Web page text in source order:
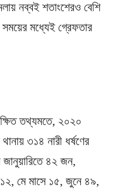
নব্বই শতাংশেরও বেশি
মধ্যেই গ্রেফতার
তথ্যমতে, ২০২০
৩১৪ নারী ধর্ষণের
জানুয়ারিতে ৪২ জন,
১২, মে মাসে ১৫, জুনে ৪৯,